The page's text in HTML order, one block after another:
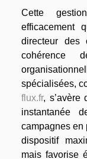
Cette
efficacement
directeur des
cohérence
spécialisées,
flux.fr, s’avère
instantanée
campagnes en
dispositif
mais favorise